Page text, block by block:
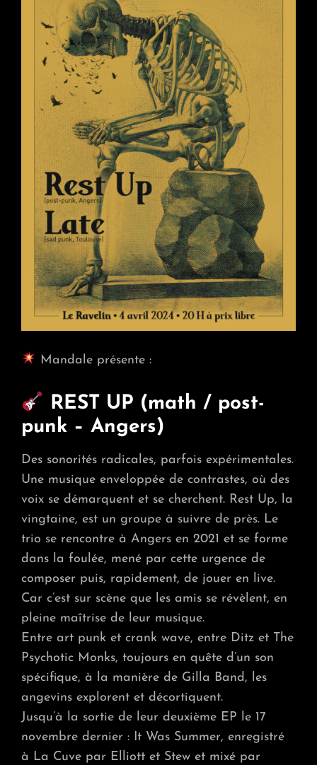
Mandale présente :
REST UP (math / post-
punk – Angers)
Des sonorités radicales, parfois expérimentales.
Une musique enveloppée de contrastes, où des
voix se démarquent et se cherchent. Rest Up, la
vingtaine, est un groupe à suivre de près. Le
trio se rencontre à Angers en 2021 et se forme
dans la foulée, mené par cette urgence de
composer puis, rapidement, de jouer en live.
Car c’est sur scène que les amis se révèlent, en
pleine maîtrise de leur musique.
Entre art punk et crank wave, entre Ditz et The
Psychotic Monks, toujours en quête d’un son
spécifique, à la manière de Gilla Band, les
angevins explorent et décortiquent.
Jusqu’à la sortie de leur deuxième EP le 17
novembre dernier : It Was Summer, enregistré
à La Cuve par Elliott et Stew et mixé par